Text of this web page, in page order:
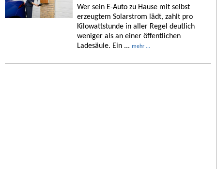
Wer sein E-Auto zu Hause mit selbst
erzeugtem Solarstrom lädt, zahlt pro
Kilowattstunde in aller Regel deutlich
weniger als an einer öffentlichen
Ladesäule. Ein ... mehr ...